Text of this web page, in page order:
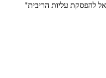
להפסקת עליות הריבית"